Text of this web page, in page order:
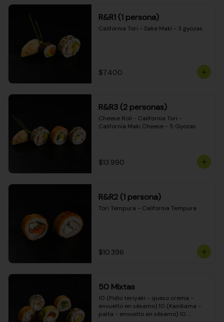
R&R1 (1 persona)
California Tori - Sake Maki - 3 gyozas
$7.400
R&R3 (2 personas)
Cheese Roll - California Tori -
California Maki Cheese - 5 Gyozas
$13.990
R&R2 (1 persona)
Tori Tempura - California Tempura
$10.396
50 Mixtas
10 (Pollo teriyaki - queso crema -
envuelto en sésamo) 10 (Kanikama -
palta - envuelto en sésamo) 10